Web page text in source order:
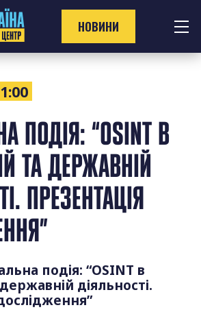
НОВИНИ
ПОДІЯ: “OSINT В
ТА ДЕРЖАВНІЙ
ПРЕЗЕНТАЦІЯ
подія: “OSINT в
діяльності.